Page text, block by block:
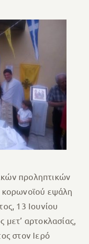
προληπτικών
κορωνοϊού εψάλη
13 Ιουνίου
αρτοκλασίας,
στον Ιερό